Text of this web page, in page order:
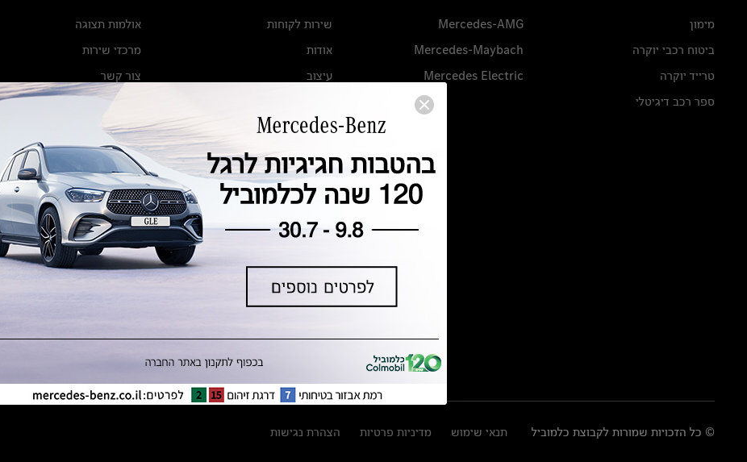
מימון
ביטוח רכבי יוקרה
טרייד יוקרה
ספר רכב דיגיטלי
Mercedes-AMG
Mercedes-Maybach
Mercedes Electric
שירות לקוחות
אודות
עיצוב
מגזין מרצדס-בנץ
ספרי רכב מרצדס-בנץ
נתוני זיהום אוויר וצריכת דלק וחשמל
נתוני תווית צמיגים
מחירון חלפים
הודעה על הטבות לרכבי מרצדס בהסדר
אולמות תצוגה
מרכזי שירות
צור קשר
© כל הזכויות שמורות לקבוצת כלמוביל תנאי שימוש מדיניות פרטיות הצהרת נגישות